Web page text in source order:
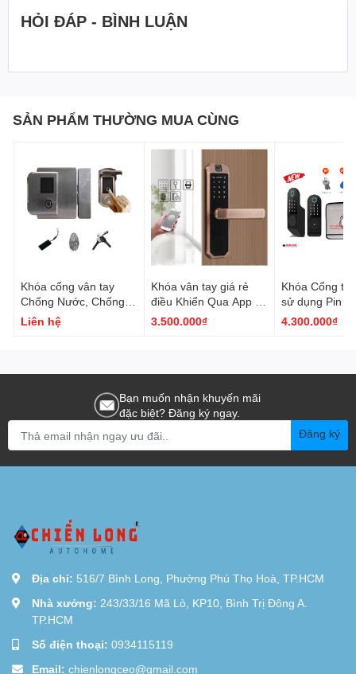
HỎI ĐÁP - BÌNH LUẬN
SẢN PHẨM THƯỜNG MUA CÙNG
Khóa cổng vân tay
Chống Nước, Chống
trộm chất liệu Bằng
INOX 304
Liên hệ
Khóa vân tay giá rẻ
điều Khiển Qua App từ
xa Smartdorlock CL-
3.500.000₫
Khóa Cổng
sử dụng Pin
Mã Số Thẻ
4.300.000₫
Bạn muốn nhận khuyến mãi
đặc biệt? Đăng ký ngay.
Đăng ký
Địa chỉ: 516/7 Bình Long, Phường Phú Thọ Hoà, TP.HCM
Nhà xưởng: 243/33/16 Mã Lò, KP10, Bình Trị Đông A.
TP.HCM
Số điện thoại: 0934115119
Email: chienlongceo@gmail.com